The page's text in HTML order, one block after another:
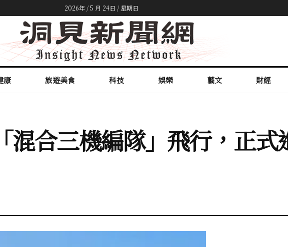
2026年 / 5 月 24日 / 星期日
康 旅遊美食 科技 娛樂 藝文 財經
混合三機編隊」飛行，正式